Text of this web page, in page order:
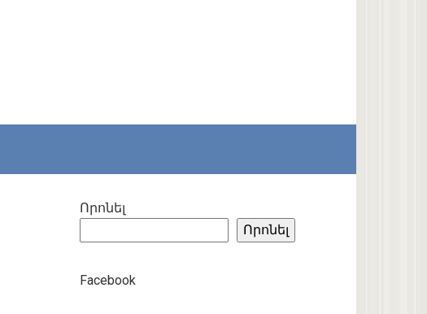
Որոնել
Որոնել
Facebook